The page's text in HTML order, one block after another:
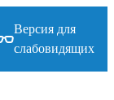
Версия для
слабовидящих